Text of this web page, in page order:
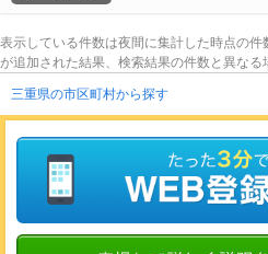
表示している件数は夜間に集計した時点の
が追加された結果、検索結果の件数と異なる
三重県の市区町村から探す